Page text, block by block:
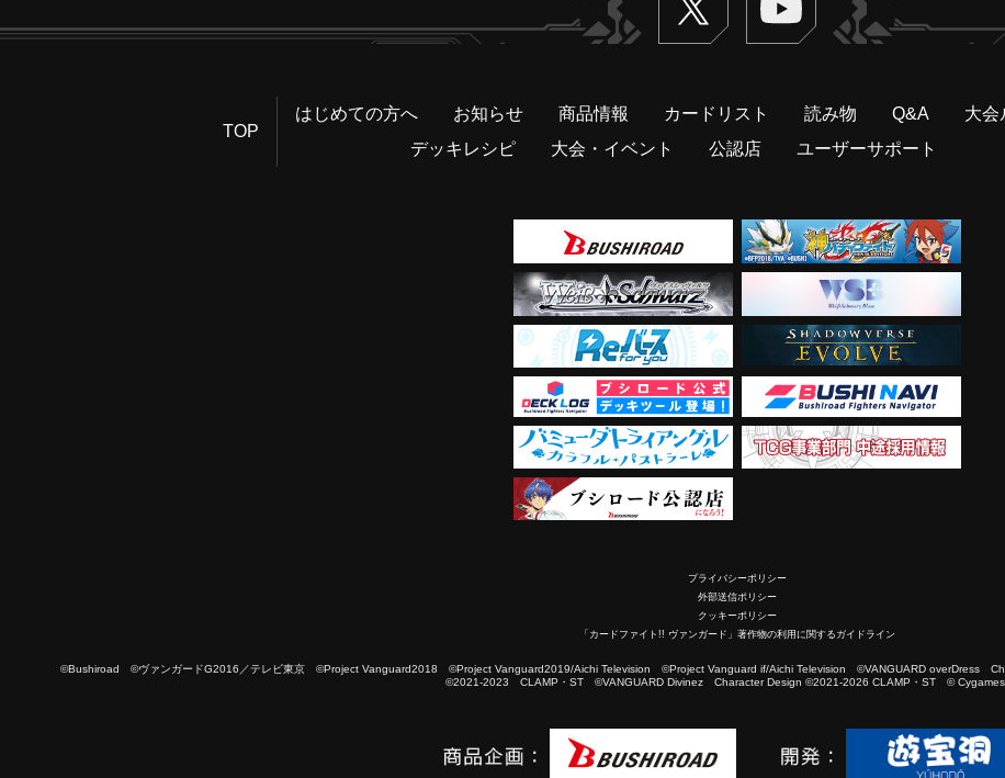
TOP
はじめての方へ お知らせ 商品情報 カードリスト 読み物 Q&A
大会
デッキレシピ
大会・イベント 公認店 ユーザーサポート
プライバシーポリシー
外部送信ポリシー
クッキーポリシー
「カードファイト!! ヴァンガード」著作物の利用に関するガイドライン
©Bushiroad ©ヴァンガードG2016／テレビ東京 ©Project Vanguard2018 ©Project Vanguard2019/Aichi Television ©Project Vanguard if/Aichi Television ©VANGUARD overDress
©2021-2023 CLAMP・ST ©VANGUARD Divinez Character Design ©2021-2026 CLAMP・ST ©